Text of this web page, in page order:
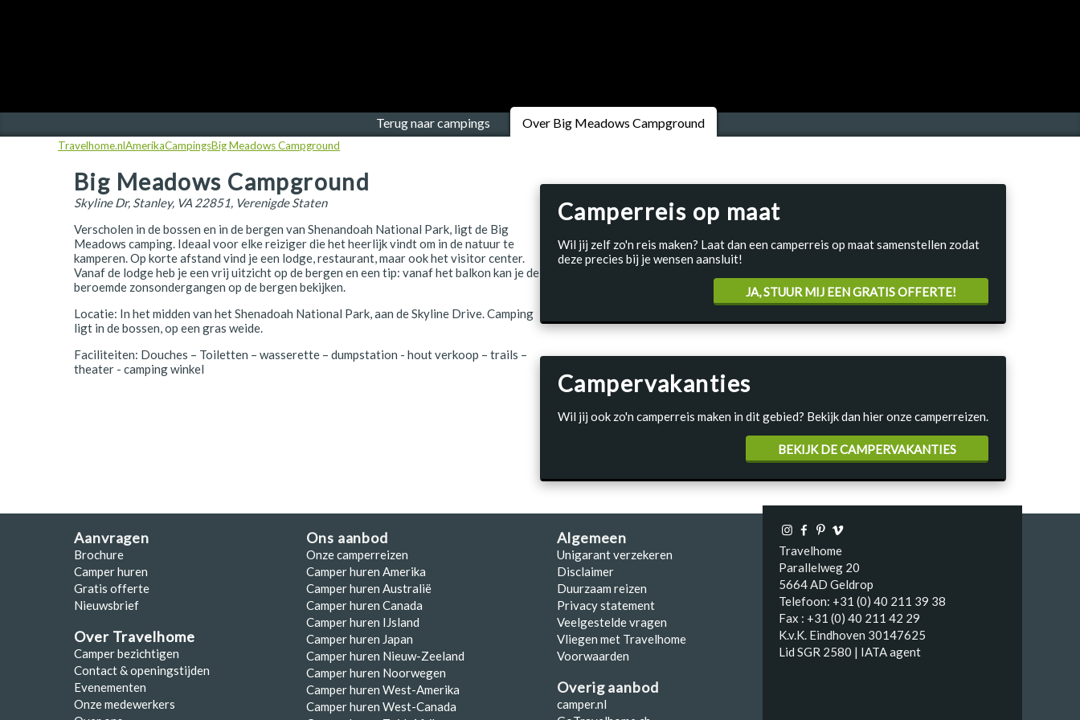
IJsland
Nederland
Nieuw-Zeeland
Noorwegen
Zwitserland
Terug naar campings Over Big Meadows Campground
Travelhome.nlAmerikaCampingsBig Meadows Campground
Big Meadows Campground
Skyline Dr, Stanley, VA 22851, Verenigde Staten
Verscholen in de bossen en in de bergen van Shenandoah National Park, ligt de Big
Meadows camping. Ideaal voor elke reiziger die het heerlijk vindt om in de natuur te
kamperen. Op korte afstand vind je een lodge, restaurant, maar ook het visitor center.
Vanaf de lodge heb je een vrij uitzicht op de bergen en een tip: vanaf het balkon kan je de
beroemde zonsondergangen op de bergen bekijken.
Locatie: In het midden van het Shenadoah National Park, aan de Skyline Drive. Camping
ligt in de bossen, op een gras weide.
Faciliteiten: Douches – Toiletten – wasserette – dumpstation - hout verkoop – trails –
theater - camping winkel
Camperreis op maat
Wil jij zelf zo'n reis maken? Laat dan een camperreis op maat samenstellen zodat
deze precies bij je wensen aansluit!
JA, STUUR MIJ EEN GRATIS OFFERTE!
Campervakanties
Wil jij ook zo'n camperreis maken in dit gebied? Bekijk dan hier onze camperreizen.
BEKIJK DE CAMPERVAKANTIES
Aanvragen
Brochure
Camper huren
Gratis offerte
Nieuwsbrief
Over Travelhome
Camper bezichtigen
Contact & openingstijden
Evenementen
Onze medewerkers
Ons aanbod
Onze camperreizen
Camper huren Amerika
Camper huren Australië
Camper huren Canada
Camper huren IJsland
Camper huren Japan
Camper huren Nieuw-Zeeland
Camper huren Noorwegen
Camper huren West-Amerika
Camper huren West-Canada
Algemeen
Unigarant verzekeren
Disclaimer
Duurzaam reizen
Privacy statement
Veelgestelde vragen
Vliegen met Travelhome
Voorwaarden
Overig aanbod
camper.nl
Travelhome
Parallelweg 20
5664 AD Geldrop
Telefoon: +31 (0) 40 211 39 38
Fax : +31 (0) 40 211 42 29
K.v.K. Eindhoven 30147625
Lid SGR 2580 | IATA agent